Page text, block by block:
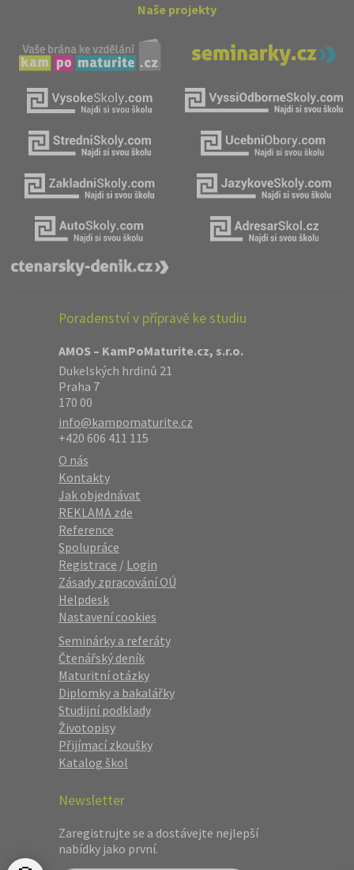
Naše projekty
Poradenství v přípravě ke studiu
AMOS – KamPoMaturite.cz, s.r.o.
Dukelských hrdinů 21
Praha 7
170 00
info@kampomaturite.cz
+420 606 411 115
O nás
Kontakty
Jak objednávat
REKLAMA zde
Reference
Spolupráce
Registrace / Login
Zásady zpracování OÚ
Helpdesk
Nastavení cookies
Seminárky a referáty
Čtenářský deník
Maturitní otázky
Diplomky a bakalářky
Studijní podklady
Životopisy
Přijímací zkoušky
Katalog škol
Newsletter
Zaregistrujte se a dostávejte nejlepší
nabídky jako první.